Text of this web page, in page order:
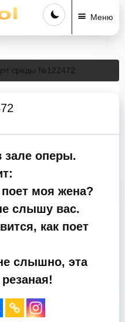
Меню
среды №122472
зале оперы.
моя жена?
слышу вас.
как поет
слышно, эта